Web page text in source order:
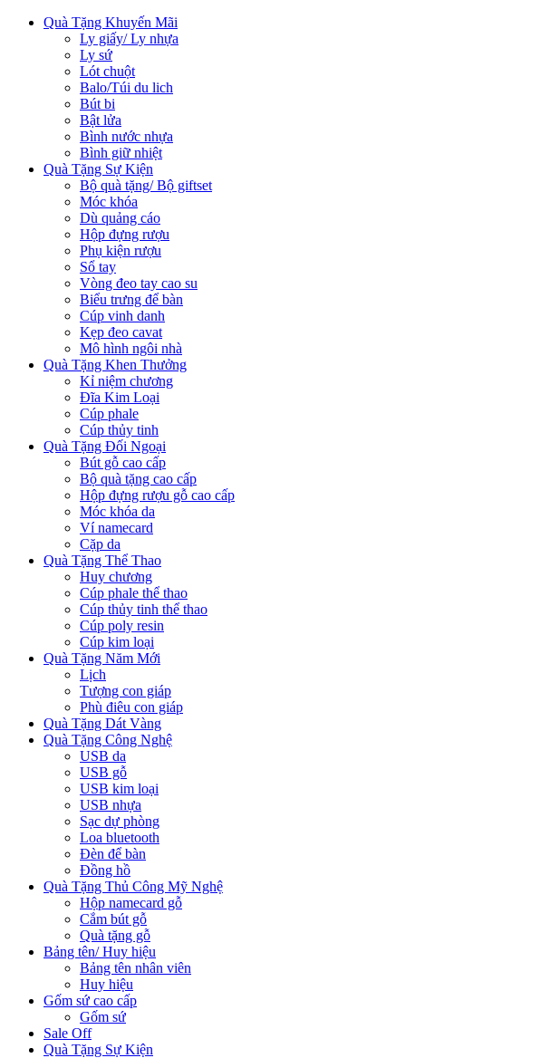
Quà Tặng Khuyến Mãi
Ly giấy/ Ly nhựa
Ly sứ
Lót chuột
Balo/Túi du lich
Bút bi
Bật lửa
Bình nước nhựa
Bình giữ nhiệt
Quà Tặng Sự Kiện
Bộ quà tặng/ Bộ giftset
Móc khóa
Dù quảng cáo
Hộp đựng rượu
Phụ kiện rượu
Sổ tay
Vòng đeo tay cao su
Biểu trưng để bàn
Cúp vinh danh
Kẹp đeo cavat
Mô hình ngôi nhà
Quà Tặng Khen Thưởng
Kỉ niệm chương
Đĩa Kim Loại
Cúp phale
Cúp thủy tinh
Quà Tặng Đối Ngoại
Bút gỗ cao cấp
Bộ quà tặng cao cấp
Hộp đựng rượu gỗ cao cấp
Móc khóa da
Ví namecard
Cặp da
Quà Tặng Thể Thao
Huy chương
Cúp phale thể thao
Cúp thủy tinh thể thao
Cúp poly resin
Cúp kim loại
Quà Tặng Năm Mới
Lịch
Tượng con giáp
Phù điêu con giáp
Quà Tặng Dát Vàng
Quà Tặng Công Nghệ
USB da
USB gỗ
USB kim loại
USB nhựa
Sạc dự phòng
Loa bluetooth
Đèn để bàn
Đồng hồ
Quà Tặng Thủ Công Mỹ Nghệ
Hộp namecard gỗ
Cắm bút gỗ
Quà tặng gỗ
Bảng tên/ Huy hiệu
Bảng tên nhân viên
Huy hiệu
Gốm sứ cao cấp
Gốm sứ
Sale Off
Quà Tặng Sự Kiện